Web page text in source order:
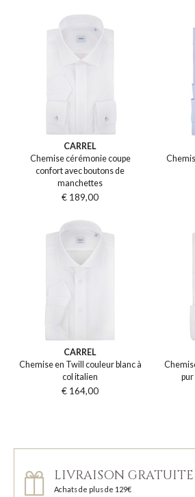
CARREL
Chemise cérémonie coupe
confort avec boutons de
manchettes
€ 189,00
CARREL
Chemise en Twill couleur blanc à
col italien
€ 164,00
pur
LIVRAISON
Achats de plus de 129€